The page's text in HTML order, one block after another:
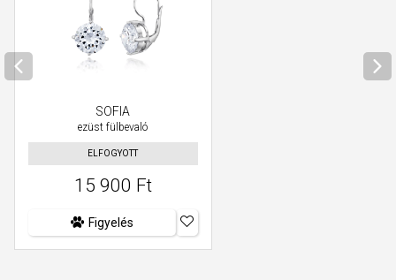
SOFIA
ezüst fülbevaló
ELFOGYOTT
15 900 Ft
Figyelés